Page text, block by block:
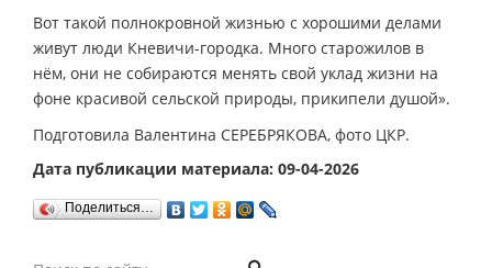
Вот такой полнокровной жизнью с хорошими делами
живут люди Кневичи-городка. Много старожилов в
нём, они не собираются менять свой уклад жизни на
фоне красивой сельской природы, прикипели душой».
Подготовила Валентина СЕРЕБРЯКОВА, фото ЦКР.
Дата публикации материала: 09-04-2026
Поделиться…